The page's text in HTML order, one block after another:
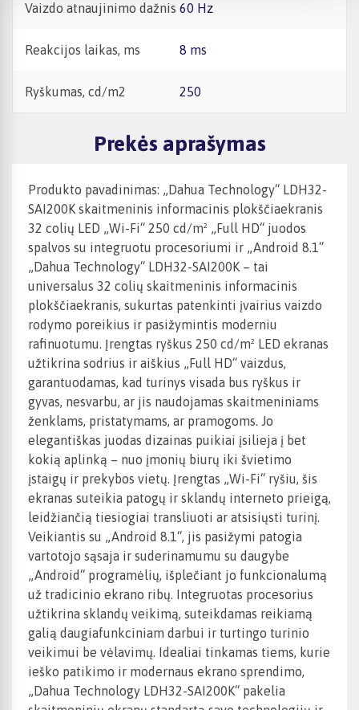
Vaizdo atnaujinimo dažnis 60 Hz
Reakcijos laikas, ms 8 ms
Ryškumas, cd/m2 250
Prekės aprašymas
Produkto pavadinimas: „Dahua Technology“ LDH32-
SAI200K skaitmeninis informacinis plokščiaekranis
32 colių LED „Wi-Fi“ 250 cd/m² „Full HD“ juodos
spalvos su integruotu procesoriumi ir „Android 8.1“
„Dahua Technology“ LDH32-SAI200K – tai
universalus 32 colių skaitmeninis informacinis
plokščiaekranis, sukurtas patenkinti įvairius vaizdo
rodymo poreikius ir pasižymintis moderniu
rafinuotumu. Įrengtas ryškus 250 cd/m² LED ekranas
užtikrina sodrius ir aiškius „Full HD“ vaizdus,
garantuodamas, kad turinys visada bus ryškus ir
gyvas, nesvarbu, ar jis naudojamas skaitmeniniams
ženklams, pristatymams, ar pramogoms. Jo
elegantiškas juodas dizainas puikiai įsilieja į bet
kokią aplinką – nuo įmonių biurų iki švietimo
įstaigų ir prekybos vietų. Įrengtas „Wi-Fi“ ryšiu, šis
ekranas suteikia patogų ir sklandų interneto prieigą,
leidžiančią tiesiogiai transliuoti ar atsisiųsti turinį.
Veikiantis su „Android 8.1“, jis pasižymi patogia
vartotojo sąsaja ir suderinamumu su daugybe
„Android“ programėlių, išplečiant jo funkcionalumą
už tradicinio ekrano ribų. Integruotas procesorius
užtikrina sklandų veikimą, suteikdamas reikiamą
galią daugiafunkciniam darbui ir turtingo turinio
veikimui be vėlavimų. Idealiai tinkamas tiems, kurie
ieško patikimo ir modernaus ekrano sprendimo,
„Dahua Technology LDH32-SAI200K“ pakelia